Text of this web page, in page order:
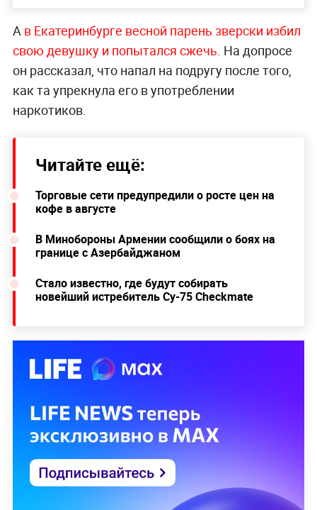
А в Екатеринбурге весной парень зверски избил
свою девушку и попытался сжечь. На допросе
он рассказал, что напал на подругу после того,
как та упрекнула его в употреблении
наркотиков.
Читайте ещё:
Торговые сети предупредили о росте цен на
кофе в августе
В Минобороны Армении сообщили о боях на
границе с Азербайджаном
Стало известно, где будут собирать
новейший истребитель Су-75 Checkmate